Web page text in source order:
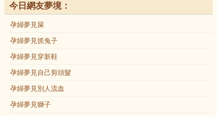
今日網友夢境：
孕婦夢見屎
孕婦夢見抓兔子
孕婦夢見穿新鞋
孕婦夢見自己剪頭髮
孕婦夢見別人流血
孕婦夢見獅子